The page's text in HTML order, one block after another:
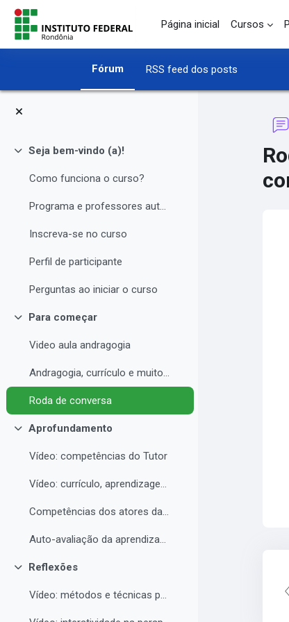
Ir para o conteúdo principal
Página inicial
Cursos
Fórum RSS feed dos posts
Contrair
Seja bem-vindo (a)!
Como funciona o curso?
Programa e professores autores
Inscreva-se no curso
Perfil de participante
Perguntas ao iniciar o curso
Contrair
Para começar
Video aula andragogia
Andragogia, currículo e muito mais
Roda de conversa
Contrair
Aprofundamento
Vídeo: competências do Tutor
Vídeo: currículo, aprendizagem e docência para EAD
Competências dos atores da educação a distância professor, tutor e aluno
Auto-avaliação da aprendizagem
Contrair
Reflexões
Vídeo: métodos e técnicas para EAD